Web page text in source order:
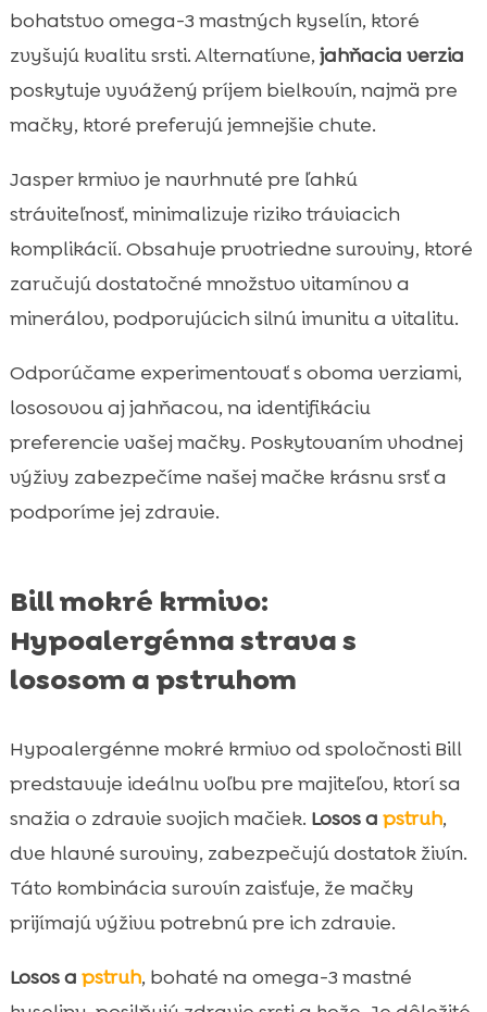
bohatstvo omega-3 mastných kyselín, ktoré
zvyšujú kvalitu srsti. Alternatívne, jahňacia verzia
poskytuje vyvážený príjem bielkovín, najmä pre
mačky, ktoré preferujú jemnejšie chute.
Jasper krmivo je navrhnuté pre ľahkú
stráviteľnosť, minimalizuje riziko tráviacich
komplikácií. Obsahuje prvotriedne suroviny, ktoré
zaručujú dostatočné množstvo vitamínov a
minerálov, podporujúcich silnú imunitu a vitalitu.
Odporúčame experimentovať s oboma verziami,
lososovou aj jahňacou, na identifikáciu
preferencie vašej mačky. Poskytovaním vhodnej
výživy zabezpečíme našej mačke krásnu srsť a
podporíme jej zdravie.
Bill mokré krmivo:
Hypoalergénna strava s
lososom a pstruhom
Hypoalergénne mokré krmivo od spoločnosti Bill
predstavuje ideálnu voľbu pre majiteľov, ktorí sa
snažia o zdravie svojich mačiek. Losos a pstruh,
dve hlavné suroviny, zabezpečujú dostatok živín.
Táto kombinácia surovín zaisťuje, že mačky
prijímajú výživu potrebnú pre ich zdravie.
Losos a pstruh, bohaté na omega-3 mastné